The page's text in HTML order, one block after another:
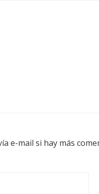
e-mail si hay más